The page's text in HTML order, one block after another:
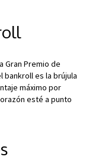
Gran Premio de
bankroll es la brújula
máximo por
esté a punto